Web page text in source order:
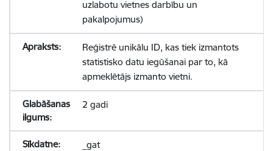
uzlabotu vietnes darbību un
pakalpojumus)
Reģistrē unikālu ID, kas tiek izmantots
statistisko datu iegūšanai par to, kā
apmeklētājs izmanto vietni.
2 gadi
_gat